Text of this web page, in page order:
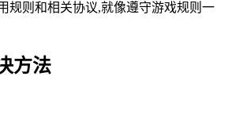
规则和相关协议,就像遵守游戏规则一
方法